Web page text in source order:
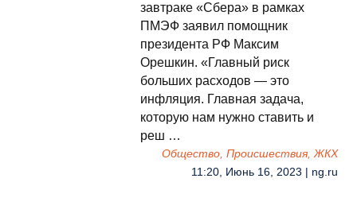
завтраке «Сбера» в рамках
ПМЭФ заявил помощник
президента РФ Максим
Орешкин. «Главный риск
больших расходов — это
инфляция. Главная задача,
которую нам нужно ставить и
реш …
Общество, Происшествия, ЖКХ
11:20, Июнь 16, 2023 | ng.ru